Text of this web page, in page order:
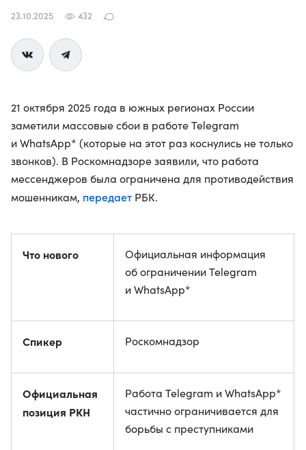
23.10.2025 432
21 октября 2025 года в южных регионах России
заметили массовые сбои в работе Telegram
и WhatsApp* (которые на этот раз коснулись не только
звонков). В Роскомнадзоре заявили, что работа
мессенджеров была ограничена для противодействия
мошенникам, передает РБК.
Что нового
Официальная информация
об ограничении Telegram
и WhatsApp*
Спикер Роскомнадзор
Официальная
позиция РКН
Работа Telegram и WhatsApp*
частично ограничивается для
борьбы с преступниками